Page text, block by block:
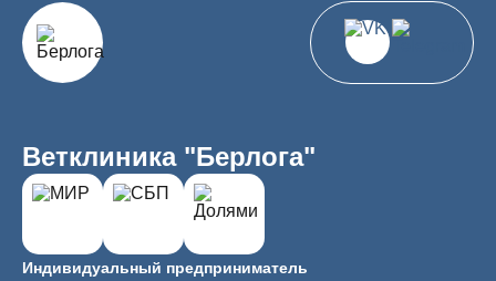
Ветклиника "Берлога"
Индивидуальный предприниматель